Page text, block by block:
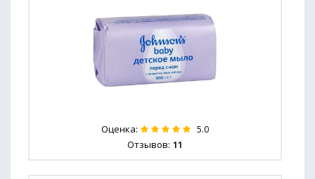
Оценка: 5.0
Отзывов: 11